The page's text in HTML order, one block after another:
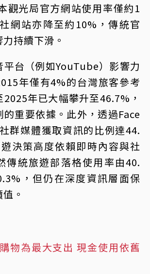
觀光局官方網站使用率僅約1
網站亦降至約10%，傳統官
持續下滑。
平台（例如YouTube）影響力
年僅有4%的台灣旅客參考
年已大幅攀升至46.7%，
的重要依據。此外，透過Face
群媒體獲取資訊的比例達44.
決策高度依賴即時內容與社
傳統旅遊部落格使用率由40.
，但仍在深度資訊層面保
。
物為最大支出 現金使用依舊